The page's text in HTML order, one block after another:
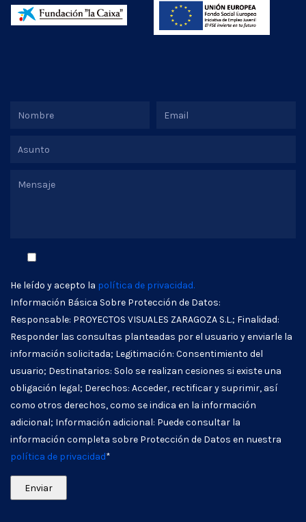
He leído y acepto la política de privacidad.
Información Básica Sobre Protección de Datos:
Responsable: PROYECTOS VISUALES ZARAGOZA S.L.; Finalidad:
Responder las consultas planteadas por el usuario y enviarle la
información solicitada; Legitimación: Consentimiento del
usuario; Destinatarios: Solo se realizan cesiones si existe una
obligación legal; Derechos: Acceder, rectificar y suprimir, así
como otros derechos, como se indica en la información
adicional; Información adicional: Puede consultar la
información completa sobre Protección de Datos en nuestra
política de privacidad*